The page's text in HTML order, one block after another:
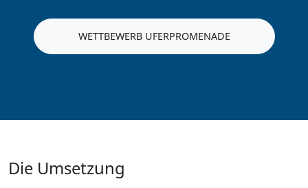
WETTBEWERB UFERPROMENADE
Die Umsetzung